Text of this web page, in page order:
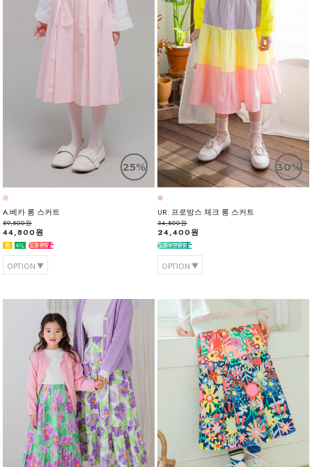
25%
A.베카 롱 스커트
59,800원
44,800원
OPTION
30%
UR. 프로방스 체크 롱 스커트
34,800원
24,400원
OPTION